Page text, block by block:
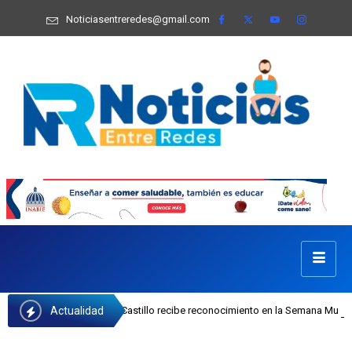
Noticiasentreredes@gmail.com
Actualidad
Josefa Castillo recibe reconocimiento en la Semana Mundial de la